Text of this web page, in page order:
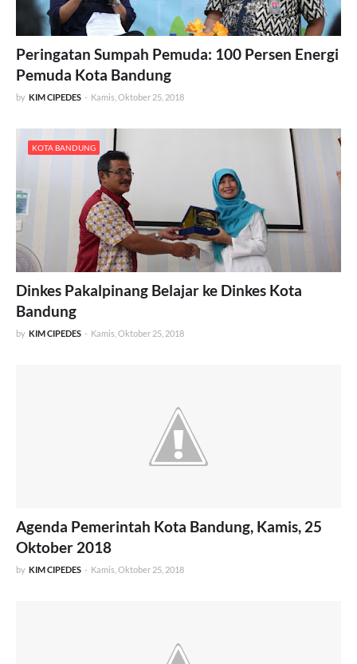
Peringatan Sumpah Pemuda: 100 Persen Energi
Pemuda Kota Bandung
by KIM CIPEDES - Kamis, Oktober 25, 2018
KOTA BANDUNG
Dinkes Pakalpinang Belajar ke Dinkes Kota
Bandung
by KIM CIPEDES - Kamis, Oktober 25, 2018
Agenda Pemerintah Kota Bandung, Kamis, 25
Oktober 2018
by KIM CIPEDES - Kamis, Oktober 25, 2018